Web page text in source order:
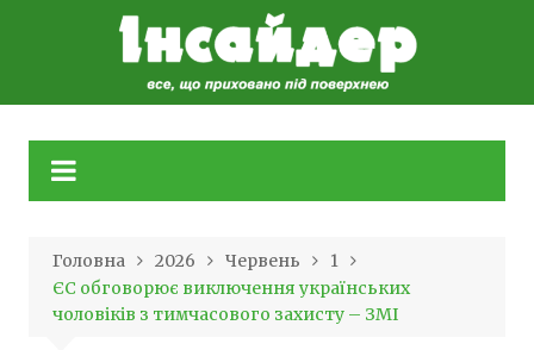
Головна 2026 Червень
1
ЄС обговорює виключення українських
чоловіків з тимчасового захисту – ЗМІ